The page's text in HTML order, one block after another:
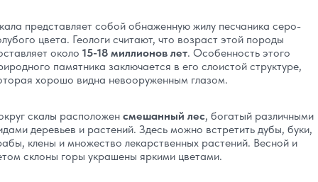
представляет собой обнаженную жилу песчаника серо-
цвета. Геологи считают, что возраст этой породы
около 15-18 миллионов лет. Особенность этого
памятника заключается в его слоистой структуре,
хорошо видна невооруженным глазом.
скалы расположен смешанный лес, богатый различными
деревьев и растений. Здесь можно встретить дубы, буки,
клены и множество лекарственных растений. Весной и
склоны горы украшены яркими цветами.